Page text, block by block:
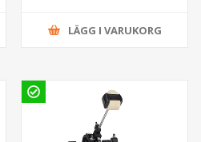
LÄGG I VARUKORG